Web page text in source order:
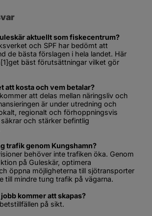
aktuellt som fiskecentrum?
och SPF har bedömt att
de bästa förslagen i hela landet. Här
[1]get bäst förutsättningar vilket gör
att kosta och vem betalar?
att delas mellan näringsliv och
är under utredning och
regionalt och förhoppningsvis
och stärker befintlig
trafik genom Kungshamn?
behöver inte trafiken öka. Genom
på Guleskär, optimera
öppna möjligheterna till sjötransporter
till mindre tung trafik på vägarna.
kommer att skapas?
på sikt.